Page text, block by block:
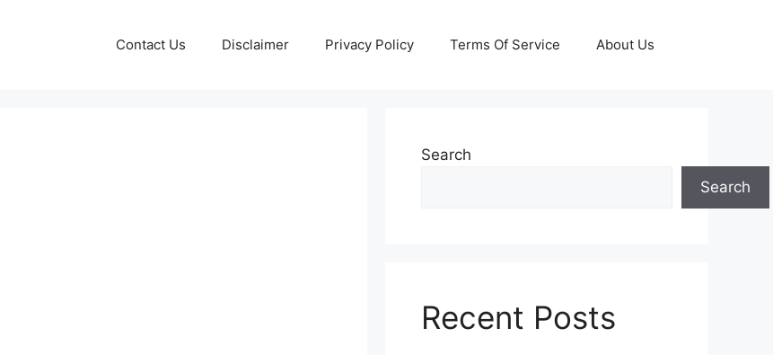
Contact Us Disclaimer Privacy Policy Terms Of Service About Us
Search
Search
Recent Posts